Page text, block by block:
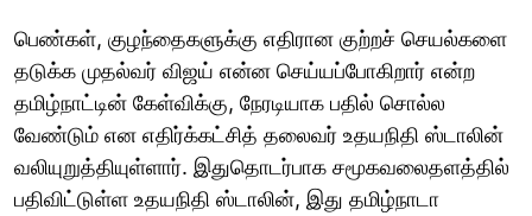
பெண்கள், குழந்தைகளுக்கு எதிரான குற்றச் செயல்களை
தடுக்க முதல்வர் விஜய் என்ன செய்யப்போகிறார் என்ற
தமிழ்நாட்டின் கேள்விக்கு, நேரடியாக பதில் சொல்ல
வேண்டும் என எதிர்க்கட்சித் தலைவர் உதயநிதி ஸ்டாலின்
வலியுறுத்தியுள்ளார். இதுதொடர்பாக சமூகவலைதளத்தில்
பதிவிட்டுள்ள உதயநிதி ஸ்டாலின், இது தமிழ்நாடா